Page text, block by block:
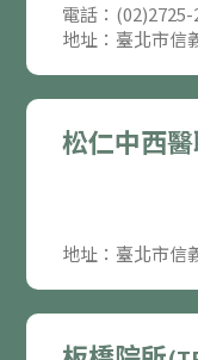
電話：(02)2725-
地址：臺北市信
松仁中西
地址：臺北市信